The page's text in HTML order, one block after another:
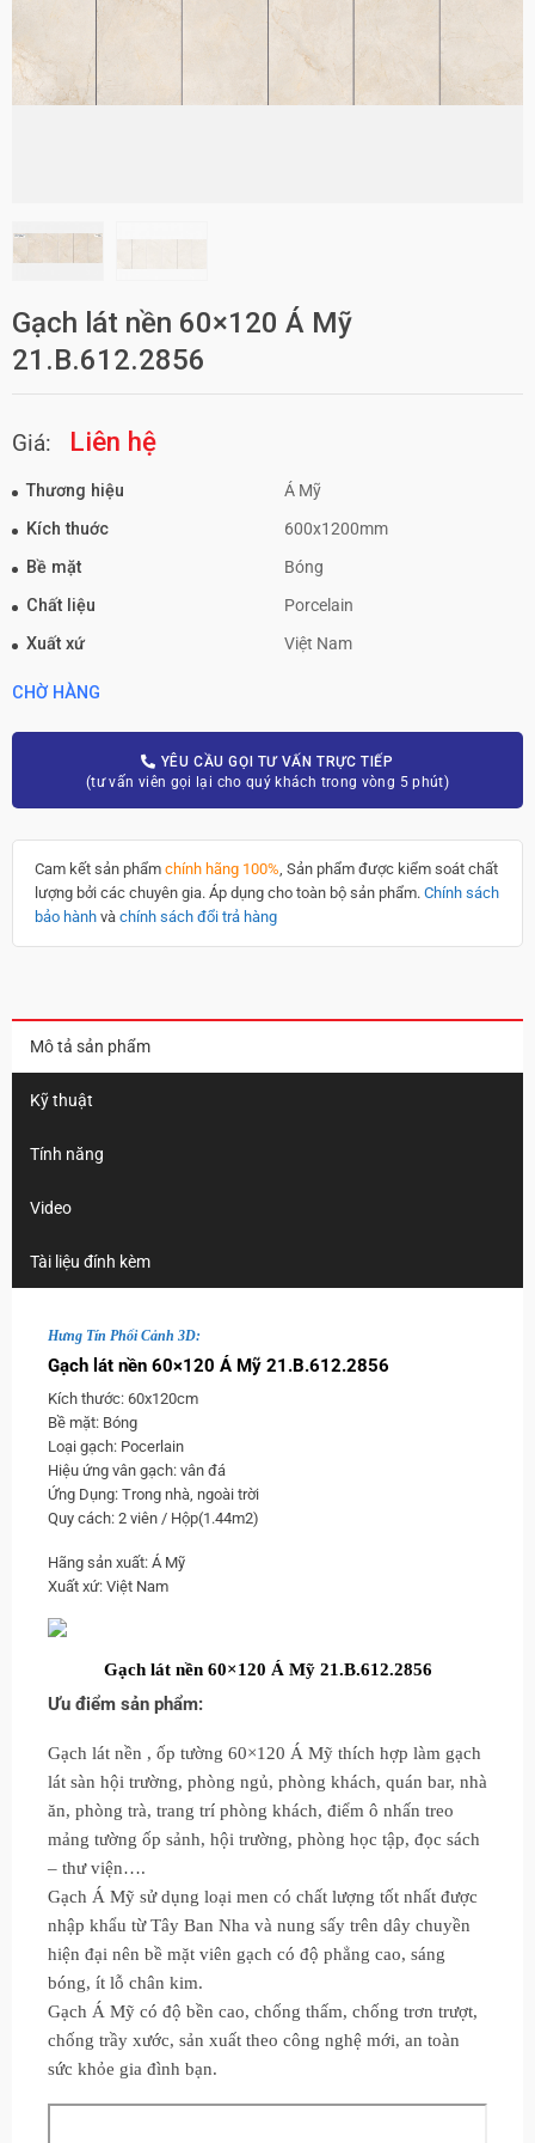
Gạch lát nền 60×120 Á Mỹ
21.B.612.2856
Giá: Liên hệ
Thương hiệu
Á Mỹ
Kích thuớc
600x1200mm
Bề mặt
Bóng
Chất liệu
Porcelain
Xuất xứ
Việt Nam
CHỜ HÀNG
YÊU CẦU GỌI TƯ VẤN TRỰC TIẾP
(tư vấn viên gọi lại cho quý khách trong vòng 5 phút)
Cam kết sản phẩm chính hãng 100% , Sản phẩm được kiểm soát chất
lượng bởi các chuyên gia. Áp dụng cho toàn bộ sản phẩm. Chính sách
bảo hành và chính sách đổi trả hàng
Mô tả sản phẩm
Kỹ thuật
Tính năng
Video
Tài liệu đính kèm
Hưng Tín Phối Cảnh 3D:
Gạch lát nền 60×120 Á Mỹ 21.B.612.2856
Kích thước: 60x120cm
Bề mặt: Bóng
Loại gạch: Pocerlain
Hiệu ứng vân gạch: vân đá
Ứng Dụng: Trong nhà, ngoài trời
Quy cách: 2 viên / Hộp(1.44m2)
Hãng sản xuất: Á Mỹ
Xuất xứ: Việt Nam
Gạch lát nền 60×120 Á Mỹ 21.B.612.2856
Ưu điểm sản phẩm:
Gạch lát nền , ốp tường 60×120 Á Mỹ thích hợp làm gạch
lát sàn hội trường, phòng ngủ, phòng khách, quán bar, nhà
ăn, phòng trà, trang trí phòng khách, điểm ô nhấn treo
mảng tường ốp sảnh, hội trường, phòng học tập, đọc sách
– thư viện….
Gạch Á Mỹ sử dụng loại men có chất lượng tốt nhất được
nhập khẩu từ Tây Ban Nha và nung sấy trên dây chuyền
hiện đại nên bề mặt viên gạch có độ phẳng cao, sáng
bóng, ít lỗ chân kim.
Gạch Á Mỹ có độ bền cao, chống thấm, chống trơn trượt,
chống trầy xước, sản xuất theo công nghệ mới, an toàn
sức khỏe gia đình bạn.